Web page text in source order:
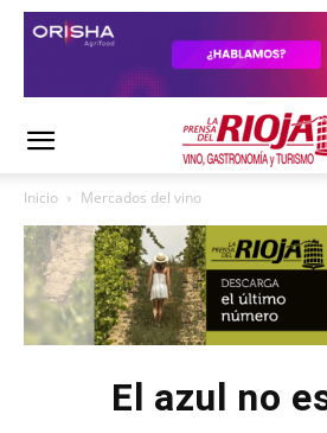
Inicio Mercados del vino
El azul no